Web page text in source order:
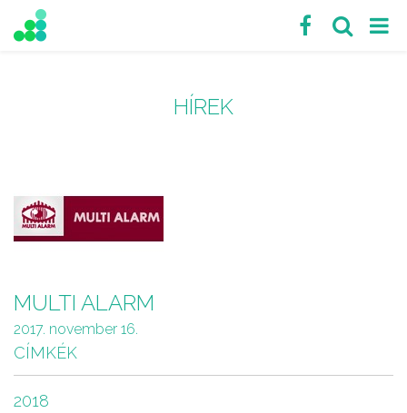
HÍREK
MULTI ALARM
2017. november 16.
CÍMKÉK
2018